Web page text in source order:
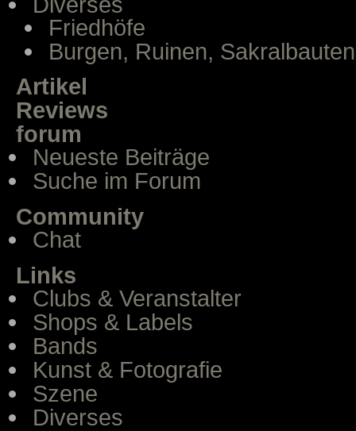
Friedhöfe
Burgen, Ruinen, Sakralbauten
Artikel
Reviews
forum
Neueste Beiträge
Suche im Forum
Community
Chat
Links
Clubs & Veranstalter
Shops & Labels
Bands
Kunst & Fotografie
Szene
Diverses